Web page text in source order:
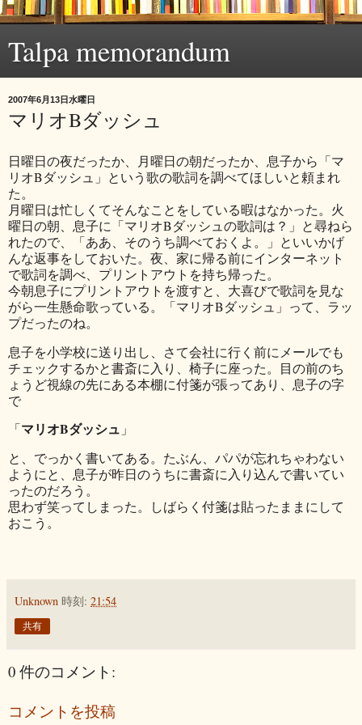
Talpa memorandum
2007年6月13日水曜日
マリオBダッシュ
日曜日の夜だったか、月曜日の朝だったか、息子から「マ
リオBダッシュ」という歌の歌詞を調べてほしいと頼まれ
た。
月曜日は忙しくてそんなことをしている暇はなかった。火
曜日の朝、息子に「マリオBダッシュの歌詞は？」と尋ねら
れたので、「ああ、そのうち調べておくよ。」といいかげ
んな返事をしておいた。夜、家に帰る前にインターネット
で歌詞を調べ、プリントアウトを持ち帰った。
今朝息子にプリントアウトを渡すと、大喜びで歌詞を見な
がら一生懸命歌っている。「マリオBダッシュ」って、ラッ
プだったのね。
息子を小学校に送り出し、さて会社に行く前にメールでも
チェックするかと書斎に入り、椅子に座った。目の前のち
ょうど視線の先にある本棚に付箋が張ってあり、息子の字
で
「マリオBダッシュ 」
と、でっかく書いてある。たぶん、パパが忘れちゃわない
ようにと、息子が昨日のうちに書斎に入り込んで書いてい
ったのだろう。
思わず笑ってしまった。しばらく付箋は貼ったままにして
おこう。
Unknown 時刻: 21:54
共有
0 件のコメント:
コメントを投稿